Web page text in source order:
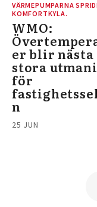
VÄRMEPUMPARNA
KOMFORTKYLA.
WMO:
er blir nästa
stora
för
n
25 JUN